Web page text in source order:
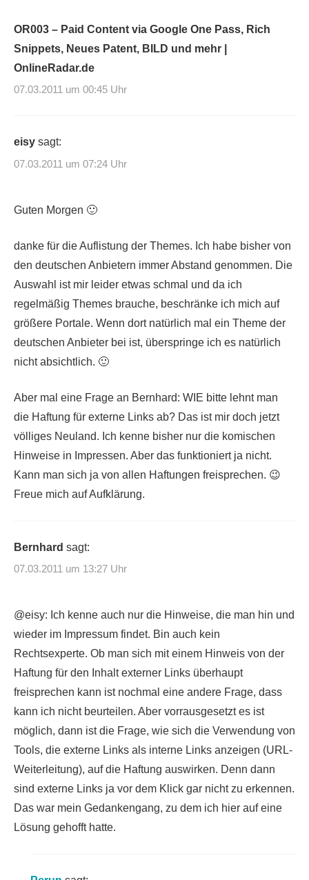
OR003 – Paid Content via Google One Pass, Rich
Snippets, Neues Patent, BILD und mehr |
OnlineRadar.de
07.03.2011 um 00:45 Uhr
eisy sagt:
07.03.2011 um 07:24 Uhr
Guten Morgen 🙂
danke für die Auflistung der Themes. Ich habe bisher von
den deutschen Anbietern immer Abstand genommen. Die
Auswahl ist mir leider etwas schmal und da ich
regelmäßig Themes brauche, beschränke ich mich auf
größere Portale. Wenn dort natürlich mal ein Theme der
deutschen Anbieter bei ist, überspringe ich es natürlich
nicht absichtlich. 🙂
Aber mal eine Frage an Bernhard: WIE bitte lehnt man
die Haftung für externe Links ab? Das ist mir doch jetzt
völliges Neuland. Ich kenne bisher nur die komischen
Hinweise in Impressen. Aber das funktioniert ja nicht.
Kann man sich ja von allen Haftungen freisprechen. 😉
Freue mich auf Aufklärung.
Bernhard sagt:
07.03.2011 um 13:27 Uhr
@eisy: Ich kenne auch nur die Hinweise, die man hin und
wieder im Impressum findet. Bin auch kein
Rechtsexperte. Ob man sich mit einem Hinweis von der
Haftung für den Inhalt externer Links überhaupt
freisprechen kann ist nochmal eine andere Frage, dass
kann ich nicht beurteilen. Aber vorrausgesetzt es ist
möglich, dann ist die Frage, wie sich die Verwendung von
Tools, die externe Links als interne Links anzeigen (URL-
Weiterleitung), auf die Haftung auswirken. Denn dann
sind externe Links ja vor dem Klick gar nicht zu erkennen.
Das war mein Gedankengang, zu dem ich hier auf eine
Lösung gehofft hatte.